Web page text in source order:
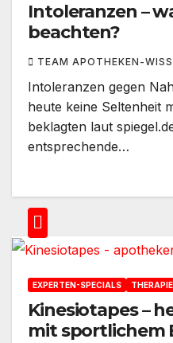
Intoleranzen –
beachten?
TEAM APOTHEKEN-
Intoleranzen gegen
heute keine Seltenheit
beklagten laut
entsprechende…
EXPERTEN-SPECIALS
Kinesiotapes –
mit sportlichem